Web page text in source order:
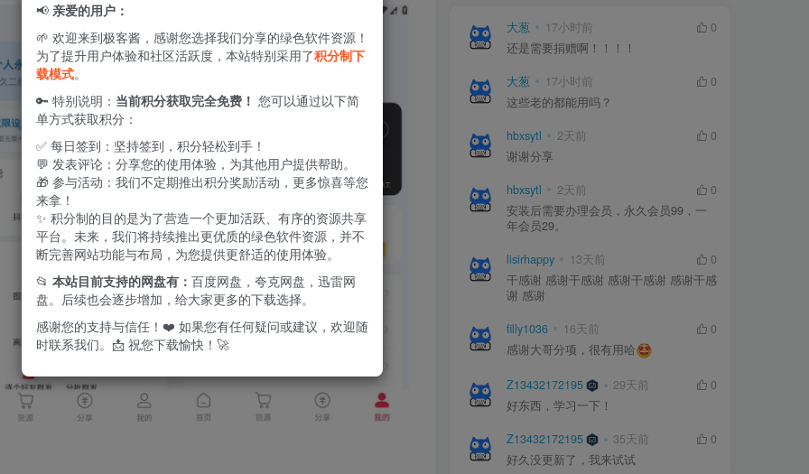
大葱 17小时前
0
还是需要捐赠啊！！！！
大葱 17小时前
0
这些老的都能用吗？
hbxsytl 2天前
0
谢谢分享
hbxsytl 2天前
0
安装后需要办理会员，永久会员99，一
年会员29。
lisirhappy 13天前
0
干感谢 感谢干感谢 感谢干感谢 感谢干感
谢 感谢
filly1036 16天前
0
感谢大哥分项，很有用哈
Z13432172195 29天前
0
好东西，学习一下！
Z13432172195 35天前
0
好久没更新了，我来试试
📢 亲爱的用户：
🌱 欢迎来到极客酱，感谢您选择我们分享的绿色软件资源！
为了提升用户体验和社区活跃度，本站特别采用了积分制下
载模式。
🔑 特别说明： 当前积分获取完全免费！ 您可以通过以下简
单方式获取积分：
✅ 每日签到：坚持签到，积分轻松到手！
💬 发表评论：分享您的使用体验，为其他用户提供帮助。
🎁 参与活动：我们不定期推出积分奖励活动，更多惊喜等您
来拿！
✨ 积分制的目的是为了营造一个更加活跃、有序的资源共享
平台。未来，我们将持续推出更优质的绿色软件资源，并不
断完善网站功能与布局，为您提供更舒适的使用体验。
📂 本站目前支持的网盘有： 百度网盘，夸克网盘，迅雷网
盘。后续也会逐步增加，给大家更多的下载选择。
感谢您的支持与信任！❤️ 如果您有任何疑问或建议，欢迎随
时联系我们。📩 祝您下载愉快！🚀